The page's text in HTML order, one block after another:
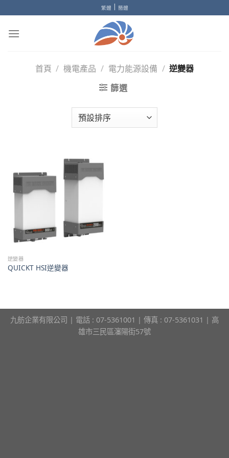
to
content
繁體 | 簡體
首頁 / 機電產品 / 電力能源設備 / 逆變器
篩選
逆變器
QUICKT HSI逆變器
九舫企業有限公司 | 電話 : 07-5361001 | 傳真 : 07-5361031 | 高
雄市三民區瀋陽街57號